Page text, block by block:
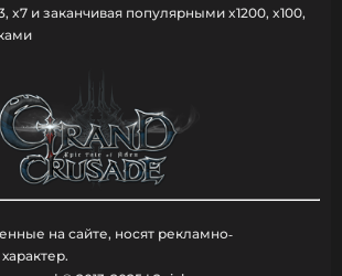
x7 и заканчивая популярными x1200, x100,
на сайте, носят рекламно‐